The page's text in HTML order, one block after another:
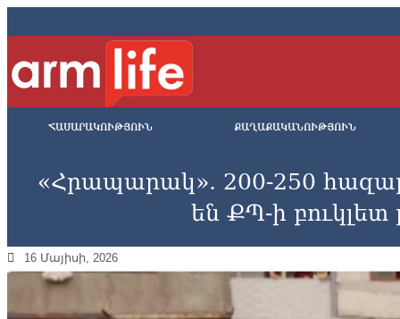
ՀԱՍԱՐԱԿՈՒԹՅՈՒՆ ՔԱՂԱՔԱԿԱՆՈՒԹՅՈՒՆ
«Հրապարակ». 200-250
են ՔՊ-ի
16 Մայիսի, 2026